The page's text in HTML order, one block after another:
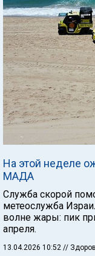
На этой неделе
МАДА
Служба скорой
метеослужба
волне жары: пик
апреля.
13.04.2026 10:52 //